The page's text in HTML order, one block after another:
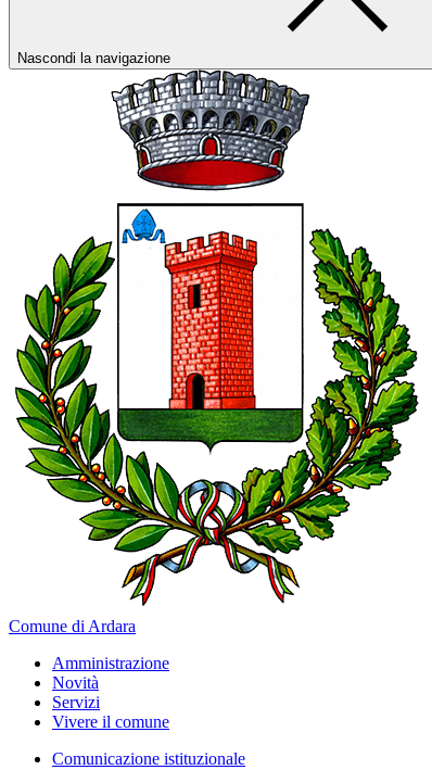
Nascondi la navigazione
Comune di Ardara
Amministrazione
Novità
Servizi
Vivere il comune
Comunicazione istituzionale